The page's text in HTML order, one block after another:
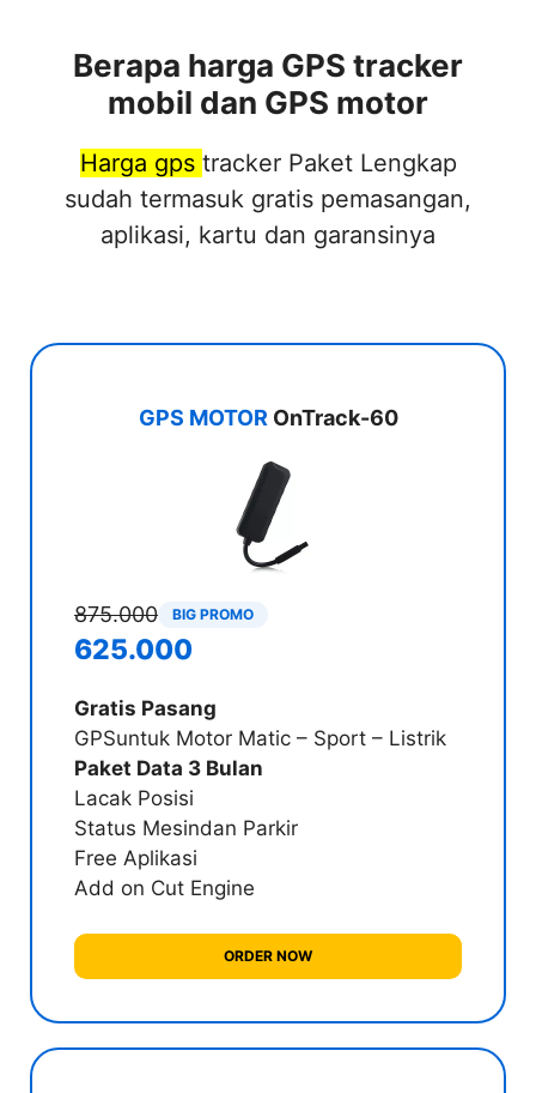
Berapa harga GPS tracker
mobil dan GPS motor
Harga gps tracker Paket Lengkap
sudah termasuk gratis pemasangan,
aplikasi, kartu dan garansinya
GPS MOTOROnTrack-60
875.000 BIG PROMO
625.000
Gratis Pasang
GPSuntuk Motor Matic – Sport – Listrik
Paket Data 3 Bulan
Lacak Posisi
Status Mesindan Parkir
Free Aplikasi
Add on Cut Engine
ORDER NOW